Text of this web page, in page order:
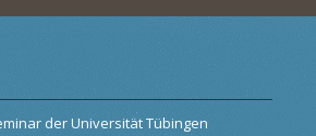
der Universität Tübingen